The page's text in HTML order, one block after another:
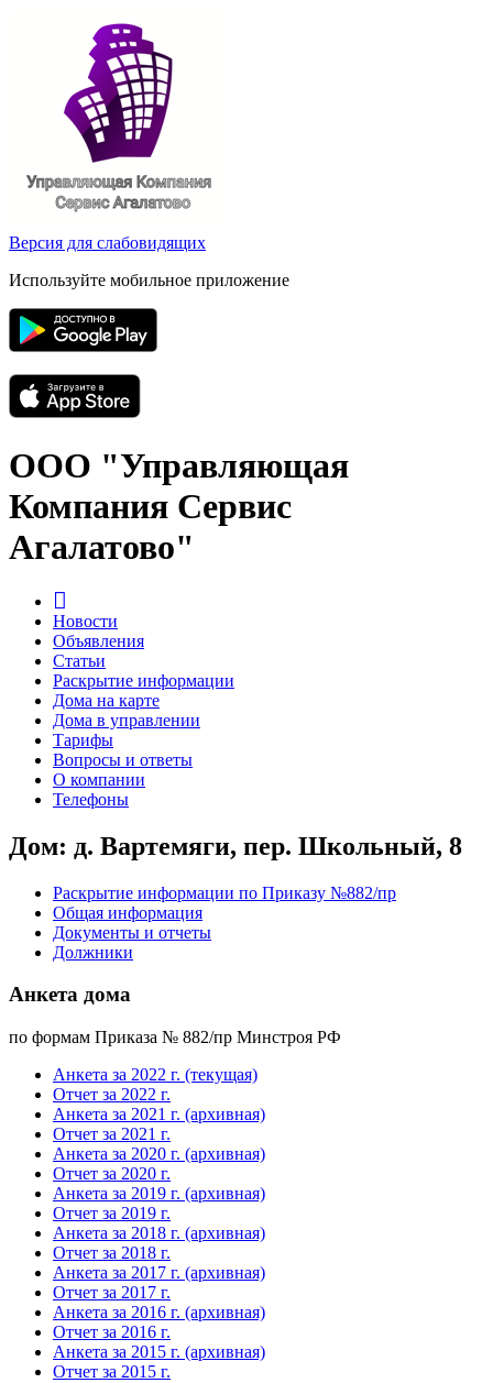
Версия для слабовидящих
Используйте мобильное приложение
ООО "Управляющая
Компания Сервис
Агалатово"
Новости
Объявления
Статьи
Раскрытие информации
Дома на карте
Дома в управлении
Тарифы
Вопросы и ответы
О компании
Телефоны
Дом: д. Вартемяги, пер. Школьный, 8
Раскрытие информации по Приказу №882/пр
Общая информация
Документы и отчеты
Должники
Анкета дома
по формам Приказа № 882/пр Минстроя РФ
Анкета за 2022 г. (текущая)
Отчет за 2022 г.
Анкета за 2021 г. (архивная)
Отчет за 2021 г.
Анкета за 2020 г. (архивная)
Отчет за 2020 г.
Анкета за 2019 г. (архивная)
Отчет за 2019 г.
Анкета за 2018 г. (архивная)
Отчет за 2018 г.
Анкета за 2017 г. (архивная)
Отчет за 2017 г.
Анкета за 2016 г. (архивная)
Отчет за 2016 г.
Анкета за 2015 г. (архивная)
Отчет за 2015 г.